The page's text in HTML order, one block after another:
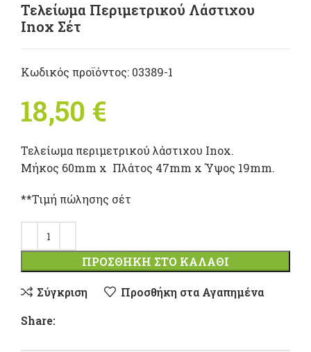
Τελείωμα Περιμετρικού Λάστιχου
Inox Σέτ
Κωδικός προϊόντος: 03389-1
18,50 €
Τελείωμα περιμετρικού λάστιχου Inox.
Μήκος 60mm x Πλάτος 47mm x Ύψος 19mm.
**Τιμή πώλησης σέτ
ΠΡΟΣΘΉΚΗ ΣΤΟ ΚΑΛΆΘΙ
Σύγκριση
Προσθήκη στα Αγαπημένα
Share: